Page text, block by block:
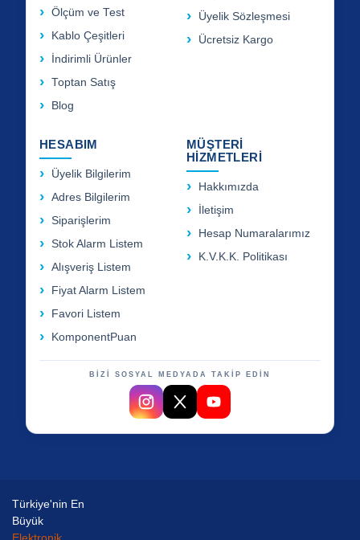
Ölçüm ve Test
Kablo Çeşitleri
İndirimli Ürünler
Toptan Satış
Blog
Üyelik Sözleşmesi
Ücretsiz Kargo
HESABIM
Üyelik Bilgilerim
Adres Bilgilerim
Siparişlerim
Stok Alarm Listem
Alışveriş Listem
Fiyat Alarm Listem
Favori Listem
KomponentPuan
MÜŞTERİ
HİZMETLERİ
Hakkımızda
İletişim
Hesap Numaralarımız
K.V.K.K. Politikası
BİZİ SOSYAL MEDYADA TAKİP EDİN
Türkiye'nin En
Büyük